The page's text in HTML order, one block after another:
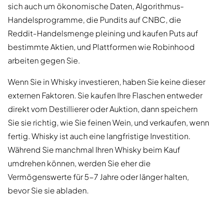
sich auch um ökonomische Daten, Algorithmus-
Handelsprogramme, die Pundits auf CNBC, die
Reddit-Handelsmenge pleining und kaufen Puts auf
bestimmte Aktien, und Plattformen wie Robinhood
arbeiten gegen Sie.
Wenn Sie in Whisky investieren, haben Sie keine dieser
externen Faktoren. Sie kaufen Ihre Flaschen entweder
direkt vom Destillierer oder Auktion, dann speichern
Sie sie richtig, wie Sie feinen Wein, und verkaufen, wenn
fertig. Whisky ist auch eine langfristige Investition.
Während Sie manchmal Ihren Whisky beim Kauf
umdrehen können, werden Sie eher die
Vermögenswerte für 5-7 Jahre oder länger halten,
bevor Sie sie abladen.